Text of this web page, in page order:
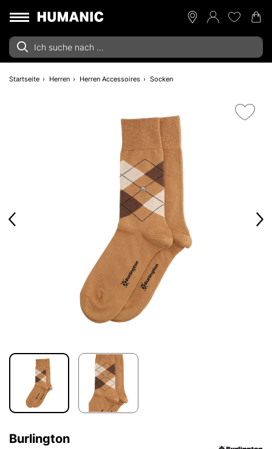
Startseite Herren Herren Accessoires Socken
Burlington